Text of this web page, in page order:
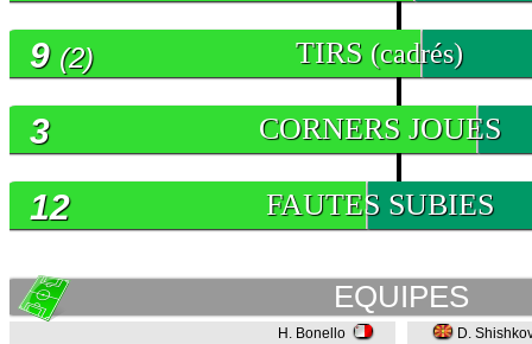
TIRS (cadrés)
9 (2)
CORNERS JOUES
3
FAUTES SUBIES
12
EQUIPES
H. Bonello
D.